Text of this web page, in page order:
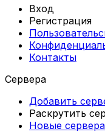
Вход
Регистрация
Контакты
Сервера
Добавить
Раскрутить
Новые сервера